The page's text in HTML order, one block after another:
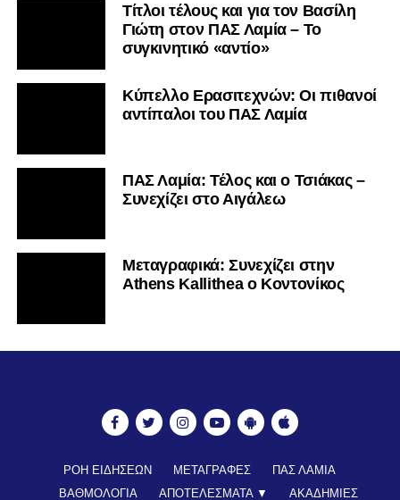
Τίτλοι τέλους και για τον Βασίλη
Γιώτη στον ΠΑΣ Λαμία – Το
συγκινητικό «αντίο»
Κύπελλο Ερασιτεχνών: Οι πιθανοί
αντίπαλοι του ΠΑΣ Λαμία
ΠΑΣ Λαμία: Τέλος και ο Τσιάκας –
Συνεχίζει στο Αιγάλεω
Mεταγραφικά: Συνεχίζει στην
Athens Kallithea ο Κοντονίκος
ΡΟΗ ΕΙΔΗΣΕΩΝ ΜΕΤΑΓΡΑΦΕΣ
ΠΑΣ ΛΑΜΙΑ
ΒΑΘΜΟΛΟΓΙΑ
ΑΠΟΤΕΛΕΣΜΑΤΑ ▼
ΑΚΑΔΗΜΙΕΣ